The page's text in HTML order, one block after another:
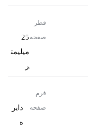
قطر
صفحه 25
میلیمت
ر
فرم
صفحه
دایر
ه